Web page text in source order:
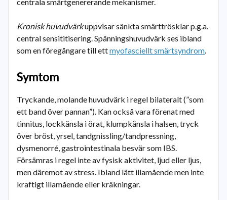
Kronisk huvudvärkuppvisar sänkta smärttrösklar p.g.a.
central sensititisering. Spänningshuvudvärk ses ibland
som en föregångare till ettmyofasciellt smärtsyndrom.
Symtom
Tryckande, molande huvudvärk i regel bilateralt (”som
ett band över pannan”). Kan också vara förenat med
tinnitus, lockkänsla i örat, klumpkänsla i halsen, tryck
över bröst, yrsel, tandgnissling/tandpressning,
dysmenorré, gastrointestinala besvär som IBS.
Försämras i regel inte av fysisk aktivitet, ljud eller ljus,
men däremot av stress. Ibland lätt illamående men inte
kraftigt illamående eller kräkningar.